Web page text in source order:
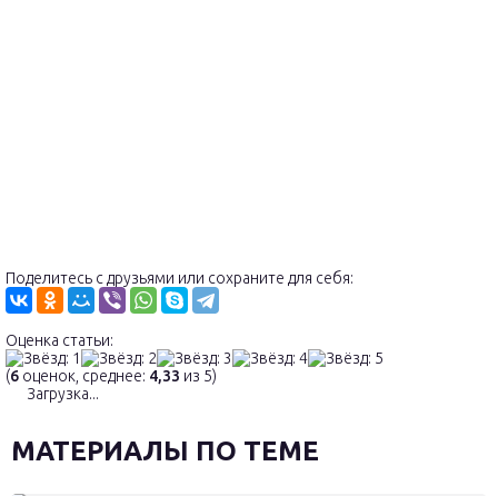
Поделитесь с друзьями или сохраните для себя:
Оценка статьи:
(6 оценок, среднее: 4,33 из 5)
Загрузка...
МАТЕРИАЛЫ ПО ТЕМЕ